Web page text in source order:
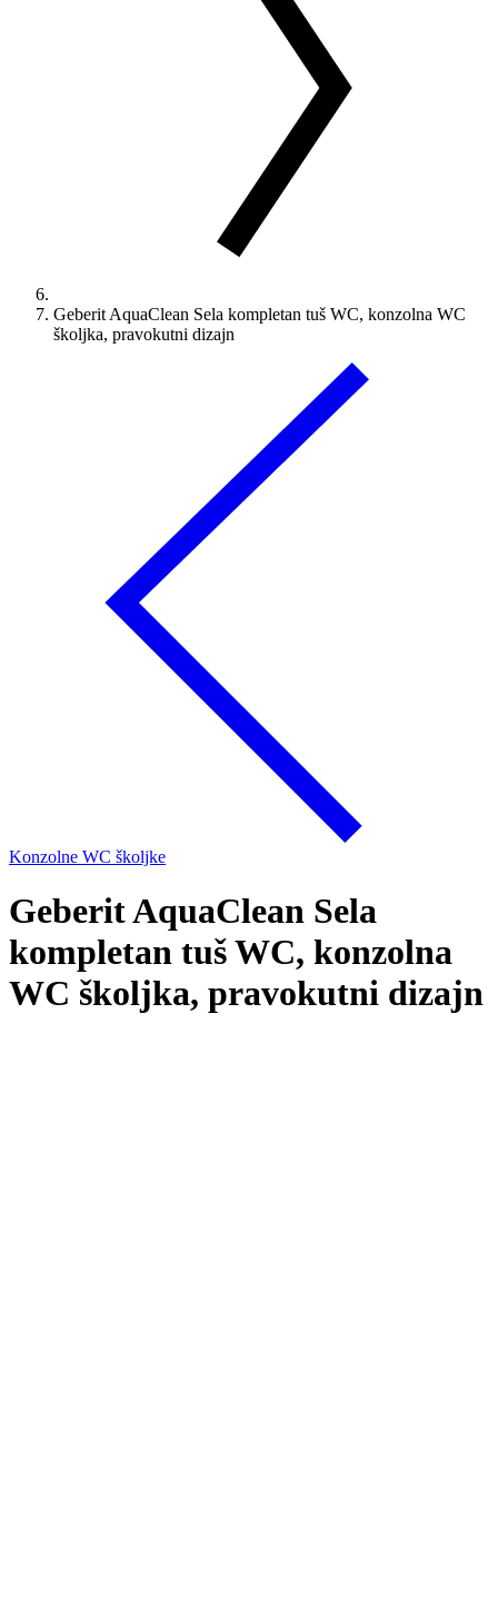
Geberit AquaClean Sela kompletan tuš WC, konzolna WC
školjka, pravokutni dizajn
Konzolne WC školjke
Geberit AquaClean Sela
kompletan tuš WC, konzolna
WC školjka, pravokutni dizajn